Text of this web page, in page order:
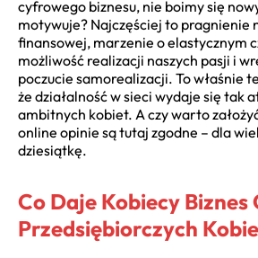
cyfrowego biznesu, nie boimy się
motywuje? Najczęściej to pragnienie
finansowej, marzenie o elastycznym
możliwość realizacji naszych pasji i
poczucie samorealizacji. To właśnie
że działalność w sieci wydaje się tak
ambitnych kobiet. A czy warto
online opinie są tutaj zgodne – dla
dziesiątkę.
Co Daje Kobiecy Biznes
Przedsiębiorczych